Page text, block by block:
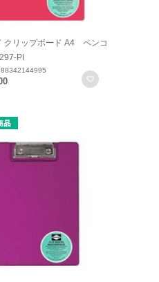
クリップボード A4 ペンコ
PI